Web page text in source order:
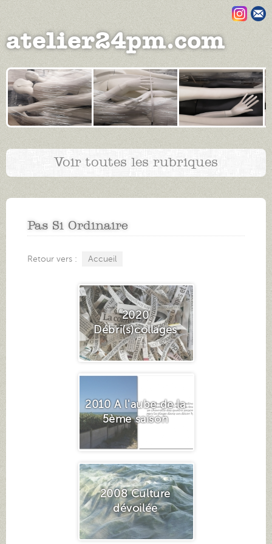
Aller au contenu principal
atelier24pm.com
Voir toutes les rubriques
Pas Si Ordinaire
Accueil
2020
Débri(s)collages
2010 A l'aube de la
5ème saison
2008 Culture
dévoilée